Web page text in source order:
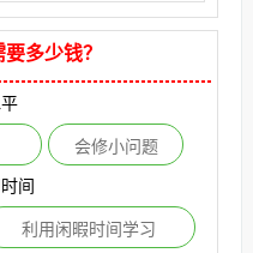
多少钱？
会修小问题
间
利用闲暇时间学习